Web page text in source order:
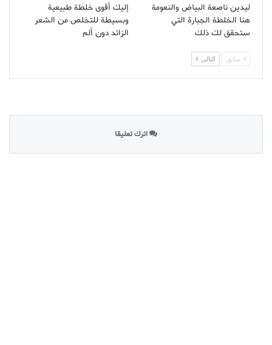
ليدين ناصعة البياض والنعومة
هنا الخلطة الجبارة التي
ستحقق لك ذلك
إليك أقوى خلطة طبيعية
وبسيطة للتخلص من الشعر
الزائد دون ألم
سابق التالى
اترك تعليقا